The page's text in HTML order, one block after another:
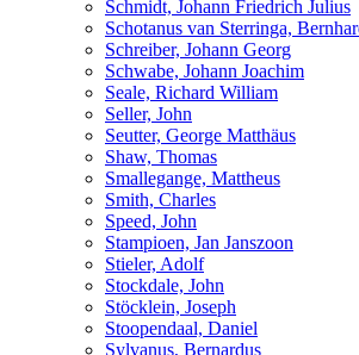
Schmidt, Johann Friedrich Julius
Schotanus van Sterringa,
Schreiber, Johann Georg
Schwabe, Johann Joachim
Seale, Richard William
Seller, John
Seutter, George Matthäus
Shaw, Thomas
Smallegange, Mattheus
Smith, Charles
Speed, John
Stampioen, Jan Janszoon
Stieler, Adolf
Stockdale, John
Stöcklein, Joseph
Stoopendaal, Daniel
Sylvanus, Bernardus